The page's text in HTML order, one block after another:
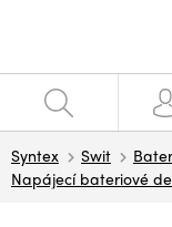
Syntex Swit
Napájecí bateriové